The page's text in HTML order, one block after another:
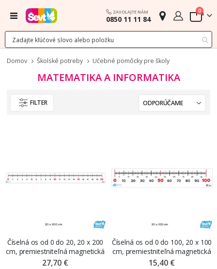
Menu ZAVOLAJTE NÁM
0850 11 11 84 Cart
0
Domov Školské potreby Učebné pomôcky pre školy
MATEMATIKA A INFORMATIKA
FILTER
Číselná os od 0 do 20, 20 x 200
cm, premiestniteľná magnetická
fólia ŠEVT MAGNET
27,70 €
Číselná os od 0 do 100, 20 x 100
cm, premiestniteľná magnetická
fólia ŠEVT MAGNET
15,40 €